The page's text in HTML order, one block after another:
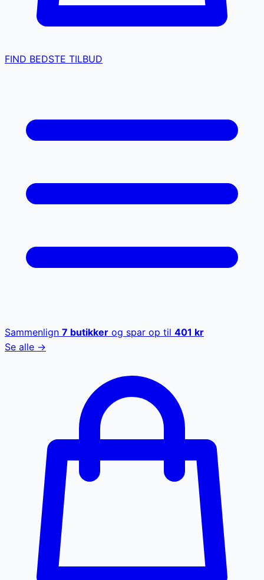
FIND BEDSTE TILBUD
Sammenlign 7 butikker og spar op til 401 kr
Se alle →